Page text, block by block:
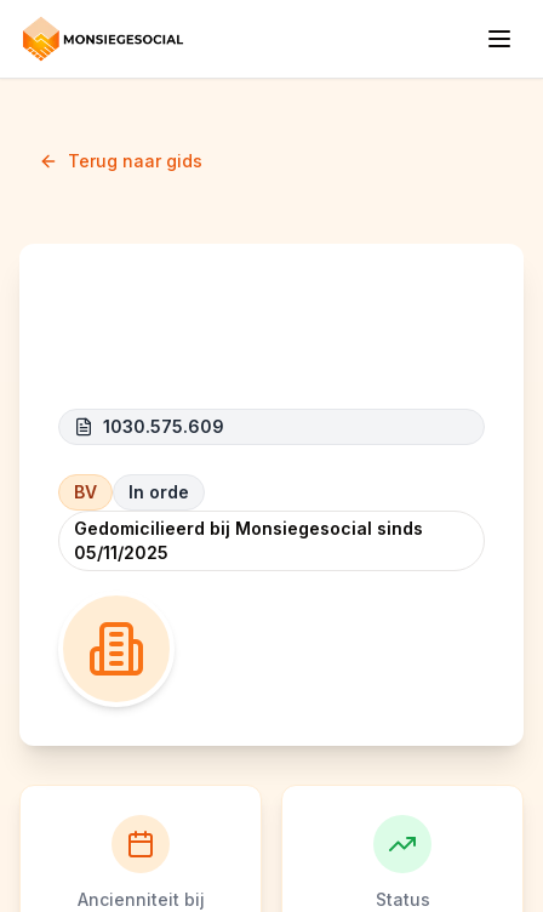
Terug naar gids
1030.575.609
BV
In orde
Gedomicilieerd bij Monsiegesocial sinds
05/11/2025
Ancienniteit bij
Status